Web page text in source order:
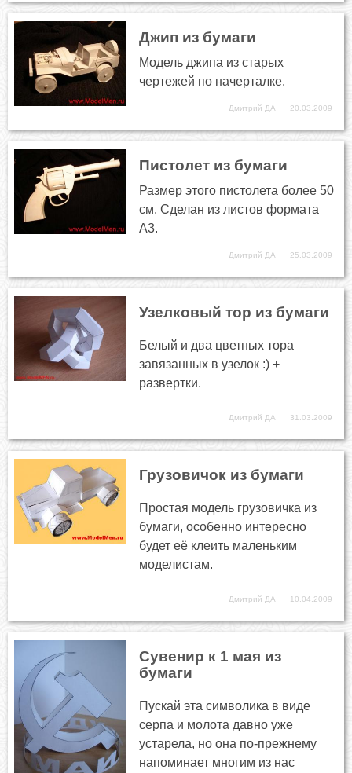
Джип из бумаги
Модель джипа из старых
чертежей по начерталке.
Дмитрий ДА 20.03.2009
Пистолет из бумаги
Размер этого пистолета более 50
см. Сделан из листов формата
А3.
Дмитрий ДА 25.03.2009
Узелковый тор из бумаги
Белый и два цветных тора
завязанных в узелок :) +
развертки.
Дмитрий ДА 31.03.2009
Грузовичок из бумаги
Простая модель грузовичка из
бумаги, особенно интересно
будет её клеить маленьким
моделистам.
Дмитрий ДА 10.04.2009
Сувенир к 1 мая из
бумаги
Пускай эта символика в виде
серпа и молота давно уже
устарела, но она по-прежнему
напоминает многим из нас